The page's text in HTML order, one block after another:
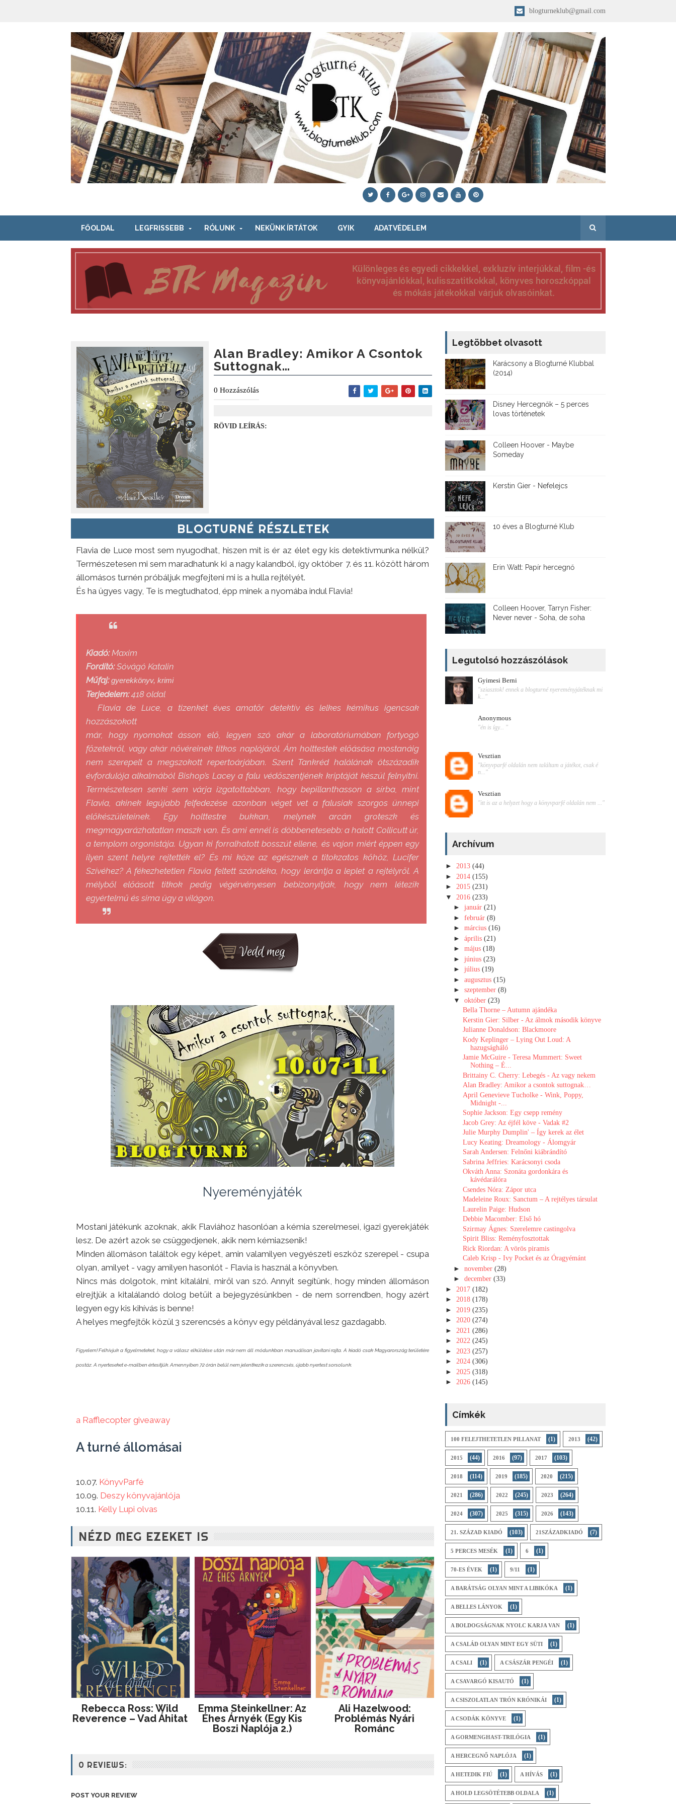
blogturneklub@gmail.com
FŐOLDAL LEGFRISSEBB RÓLUNK NEKÜNK ÍRTÁTOK GYIK ADATVÉDELEM
Alan Bradley: Amikor ​a Csontok
Suttognak…
0 Hozzászólás
RÖVID LEÍRÁS:
BLOGTURNÉ RÉSZLETEK
Flavia de Luce most sem nyugodhat, hiszen mit is ér az élet egy kis detektívmunka nélkül?
Természetesen mi sem maradhatunk ki a nagy kalandból, így október 7. és 11. között három
állomásos turnén próbáljuk megfejteni mi is a hulla rejtélyét.
És ha ügyes vagy, Te is megtudhatod, épp minek a nyomába indul Flavia!
Kiadó:Maxim
Fordító:Sóvágó Katalin
Műfaj: gyerekkönyv, krimi
Terjedelem:418 oldal
Flavia ​​de Luce, a tizenkét éves amatőr detektív és lelkes kémikus igencsak
hozzászokott
már, hogy nyomokat ásson elő, legyen szó akár a laboratóriumában fortyogó
főzetekről, vagy akár nővéreinek titkos naplójáról. Ám holttestek előásása mostanáig
nem szerepelt a megszokott repertoárjában. Szent Tankréd halálának ötszázadik
évfordulója alkalmából Bishop’s Lacey a falu védőszentjének kriptáját készül felnyitni.
Természetesen senki sem várja izgatottabban, hogy bepillanthasson a sírba, mint
Flavia, akinek legújabb felfedezése azonban véget vet a falusiak szorgos ünnepi
előkészületeinek. Egy holttestre bukkan, melynek arcán groteszk és
megmagyarázhatatlan maszk van. És ami ennél is döbbenetesebb: a halott Collicutt úr,
a templom orgonistája. Ugyan ki forralhatott bosszút ellene, és vajon miért éppen egy
ilyen szent helyre rejtették el? És mi köze az egésznek a titokzatos kőhöz, Lucifer
Szívéhez? A fékezhetetlen Flavia feltett szándéka, hogy lerántja a leplet a rejtélyről. A
mélyből előásott titkok pedig végérvényesen bebizonyítják, hogy nem létezik
egyértelmű és sima ügy a világon.
Nyereményjáték
Mostani játékunk azoknak, akik Flaviához hasonlóan a kémia szerelmesei, igazi gyerekjáték
lesz. De azért azok se csüggedjenek, akik nem kémiazsenik!
Minden állomáson találtok egy képet, amin valamilyen vegyészeti eszköz szerepel - csupa
olyan, amilyet - vagy amilyen hasonlót - Flavia is használ a könyvben.
Nincs más dolgotok, mint kitalálni, miről van szó. Annyit segítünk, hogy minden állomáson
elrejtjük a kitalálandó dolog betűit a bejegyzésünkben - de nem sorrendben, hogy azért
legyen egy kis kihívás is benne!
A helyes megfejtők közül 3 szerencsés a könyv egy példányával lesz gazdagabb.
Figyelem! Felhívjuk a figyelmeteket, hogy a válasz elküldése után már nem áll módunkban manuálisan javítani rajta. A kiadó csak Magyarország területére
postáz. A nyerteseket e-mailben értesítjük. Amennyiben 72 órán belül nem jelentkezik a szerencsés, újabb nyertest sorsolunk.
a Rafflecopter giveaway
A turné állomásai
10.07. KönyvParfé
10.09. Deszy könyvajánlója
10.11. Kelly Lupi olvas
NÉZD MEG EZEKET IS
Rebecca Ross: Wild
Reverence – Vad Áhitat
Emma Steinkellner: Az
Éhes Árnyék (Egy Kis
Boszi Naplója 2.)
Ali Hazelwood:
Problémás ​nyári
Románc
0 REVIEWS:
POST YOUR REVIEW
Legtöbbet olvasott
Karácsony a Blogturné Klubbal
(2014)
Disney ​Hercegnők – 5 perces
lovas történetek
Colleen Hoover - Maybe
Someday
Kerstin Gier - Nefelejcs
10 éves a Blogturné Klub
Erin Watt: Papír hercegnő
Colleen Hoover, Tarryn Fisher:
Never never - Soha, de soha
Legutolsó hozzászólások
Gyimesi Berni
"sziasztok! ennek a blogturné nyereményjátéknak mi
k..."
Anonymous
"én is így... "
Vesztian
"könyvparfé oldalán nem találtam a játékot, csak é
n..."
Vesztian
"itt is az a helyzet hogy a könyvparfé oldalán nem ..."
Archívum
► 2013 (44)
► 2014 (155)
► 2015 (231)
▼ 2016 (233)
►január(21)
►február(8)
►március(16)
►április(21)
►május(18)
►június(23)
►július(19)
►augusztus(15)
►szeptember(8)
▼ október(23)
Bella Thorne – Autumn ajándéka
Kerstin Gier: Silber - Az álmok második könyve
Julianne Donaldson: Blackmoore
Kody Keplinger – Lying ​Out Loud: A
hazugságháló
Jamie McGuire - Teresa Mummert: Sweet ​
Nothing – É...
Brittainy C. Cherry: Lebegés - Az vagy nekem
Alan Bradley: Amikor ​a csontok suttognak…
April Genevieve Tucholke - Wink, Poppy,
Midnight -...
Sophie Jackson: Egy csepp remény
Jacob Grey: Az éjfél köve - Vadak #2
Julie Murphy Dumplin' ​– Így kerek az élet
Lucy Keating: Dreamology - Álomgyár
Sarah Andersen: Felnőni kiábrándító
Sabrina Jeffries: Karácsonyi csoda
Okváth Anna: Szonáta ​gordonkára és
kávédarálóra
Csendes Nóra: Zápor utca
Madeleine Roux: Sanctum ​– A rejtélyes társulat
Laurelin Paige: Hudson
Debbie Macomber: Első hó
Szirmay Ágnes: Szerelemre castingolva
Spirit Bliss: Reményfosztottak
Rick Riordan: A ​vörös piramis
Caleb Krisp - Ivy Pocket és az Óragyémánt
►november(28)
►december(33)
► 2017 (182)
► 2018 (178)
► 2019 (235)
► 2020 (274)
► 2021 (286)
► 2022 (245)
► 2023 (257)
► 2024 (306)
► 2025 (318)
► 2026 (145)
Címkék
100 FELEJTHETETLEN PILLANAT (1) 2013 (42)
2015 (44) 2016 (97) 2017 (103)
2018 (114) 2019 (185) 2020 (215)
2021 (286) 2022 (245) 2023 (264)
2024 (307) 2025 (315) 2026 (143)
21. SZÁZAD KIADÓ (103) 21SZÁZADKIADÓ (7)
5 PERCES MESÉK (1) 6 (1)
70-ES ÉVEK (1) 9/11 (1)
A BARÁTSÁG OLYAN MINT A LIBIKÓKA (1)
A BELLES LÁNYOK (1)
A BOLDOGSÁGNAK NYOLC KARJA VAN (1)
A CSALÁD OLYAN MINT EGY SÜTI (1)
A CSALI (1) A CSÁSZÁR PENGÉI (1)
A CSAVARGÓ KISAUTÓ (1)
A CSISZOLATLAN TRÓN KRÓNIKÁI (1)
A CSODÁK KÖNYVE (1)
A GORMENGHAST-TRILÓGIA (1)
A HERCEGNŐ NAPLÓJA (1)
A HETEDIK FIÚ (1) A HÍVÁS (1)
A HOLD LEGSÖTÉTEBB OLDALA (1)